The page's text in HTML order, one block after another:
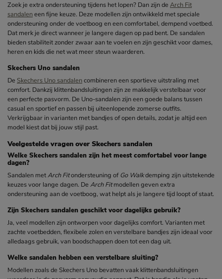
Zoek je extra ondersteuning tijdens het lopen? Dan zijn de Arch Fit
sandaleneen fijne keuze. Deze modellen zijn ontwikkeld met speciale
ondersteuning onder de voetboog en een comfortabel, dempend voetbed.
Dat merk je direct wanneer je langere dagen op pad bent. De sandalen
bieden stabiliteit zonder zwaar aan te voelen en zijn geschikt voor dames,
heren en kids die net wat meer steun waarderen.
Skechers Uno sandalen
De Skechers Uno sandalencombineren een sportieve uitstraling met
comfort. Dankzij klittenbandsluitingen zijn ze makkelijk verstelbaar voor
een perfecte pasvorm. De Uno-sandalen zijn een goede balans tussen
casual en sportief en passen bij uiteenlopende zomerse outfits.
Verkrijgbaar in varianten met bandjes of open details, zodat je altijd een
model kiest dat bij jouw stijl past.
Veelgestelde vragen over Skechers sandalen
Welke Skechers sandalen zijn het meest comfortabel voor lange
dagen?
Sandalen metArch Fitondersteuning ofGo Walkdemping zijn uitstekende
keuzes voor lange dagen. De Arch Fitmodellen geven extra
ondersteuning aan de voetboog, wat helpt als je langere tijd loopt of staat.
Zijn Skechers sandalen geschikt voor dagelijks gebruik?
Ja, veel modellen zijn ontworpen voor dagelijks comfort. Varianten met
zachte voetbedden, flexibele zolen en verstelbare bandjes zijn ideaal voor
alledaags gebruik, van boodschappen doen tot een dag uit.
Welke sandalen hebben een verstelbare sluiting?
Modellen zoals de Skechers Uno bevatten vaak klittenbandsluitingen